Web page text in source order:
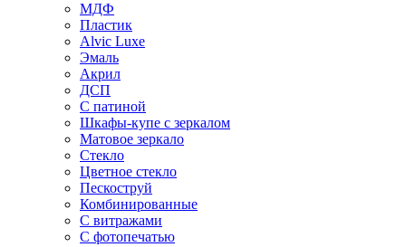
МДФ
Пластик
Alvic Luxe
Эмаль
Акрил
ДСП
С патиной
Шкафы-купе с зеркалом
Матовое зеркало
Стекло
Цветное стекло
Пескоструй
Комбинированные
С витражами
С фотопечатью